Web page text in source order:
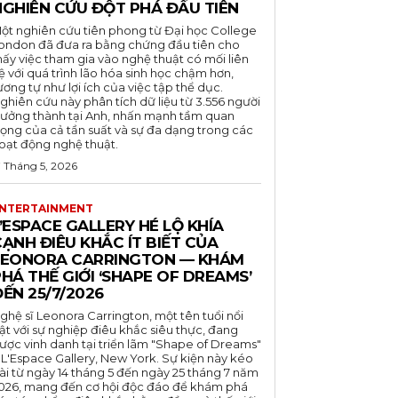
CỨU ĐỘT PHÁ ĐẦU TIÊN
nghiên cứu tiên phong từ Đại học College
đã đưa ra bằng chứng đầu tiên cho
việc tham gia vào nghệ thuật có mối liên
với quá trình lão hóa sinh học chậm hơn,
tự như lợi ích của việc tập thể dục.
cứu này phân tích dữ liệu từ 3.556 người
thành tại Anh, nhấn mạnh tầm quan
của cả tần suất và sự đa dạng trong các
động nghệ thuật.
Tháng 5, 2026
GALLERY HÉ LỘ KHÍA
ĐIÊU KHẮC ÍT BIẾT CỦA
CARRINGTON — KHÁM
THẾ GIỚI ‘SHAPE OF DREAMS’
25/7/2026
sĩ Leonora Carrington, một tên tuổi nổi
với sự nghiệp điêu khắc siêu thực, đang
vinh danh tại triển lãm "Shape of Dreams"
Gallery, New York. Sự kiện này kéo
từ ngày 14 tháng 5 đến ngày 25 tháng 7 năm
mang đến cơ hội độc đáo để khám phá